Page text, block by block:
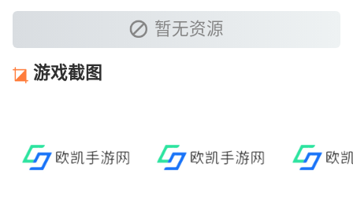
暂无资源
游戏截图